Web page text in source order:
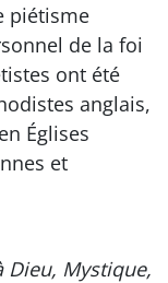
piétisme
de la foi
ont été
anglais,
Églises
et
Dieu, Mystique,